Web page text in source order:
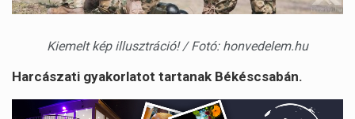
Kiemelt kép illusztráció! / Fotó: honvedelem.hu
Harcászati gyakorlatot tartanak Békéscsabán.